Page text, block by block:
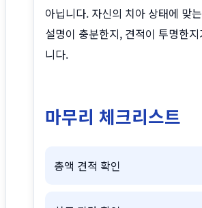
아닙니다. 자신의 치아 상태에 맞
설명이 충분한지, 견적이 투명한
니다.
마무리 체크리스트
총액 견적 확인